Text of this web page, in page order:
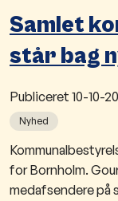
Samlet
står bag
Publiceret 10-10-
Nyhed
for Bornholm.
medafsendere på